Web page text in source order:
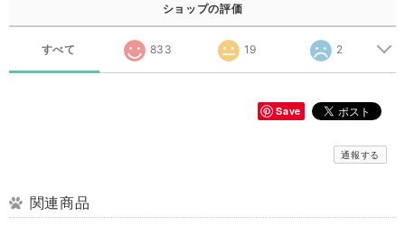
ショップの評価
すべて 833 19 2
Save
通報する
関連商品